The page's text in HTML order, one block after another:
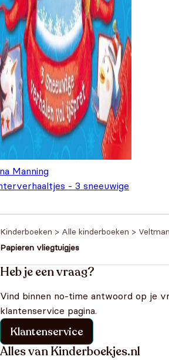
Manning
- 3 sneeuwige
Kinderboeken > Alle kinderboeken >
Papieren vliegtuigjes
Heb je een vraag?
Vind binnen no-time antwoord op je
klantenservice pagina.
Klantenservice
Alles van Kinderboekjes.nl